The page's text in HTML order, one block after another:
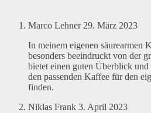
Marco Lehner 29. März 2023
In meinem eigenen säurearmen
besonders beeindruckt von der
bietet einen guten Überblick
den passenden Kaffee für den
finden.
Niklas Frank 3. April 2023